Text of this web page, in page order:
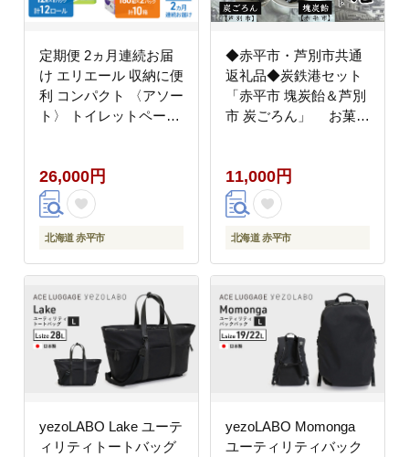
定期便 2ヵ月連続お届
け エリエール 収納に便
利 コンパクト 〈アソー
ト〉 トイレットペーパ
とめ買い ペーパー ひと
り暮らし 紙 常備品 消
耗品 日用品 生活必需品
定番
26,000円
北海道 赤平市
◆赤平市・芦別市共通
返礼品◆炭鉄港セット
「赤平市 塊炭飴＆芦別
市 炭ごろん」 お菓子
ッキ 焼き菓子 おやつ
11,000円
北海道 赤平市
yezoLABO Lake ユーテ
ィリティトートバッグ
yezoLABO Momonga
ユーティリティバック